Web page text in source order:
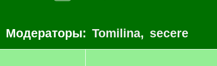
Модераторы: Tomilina, secere